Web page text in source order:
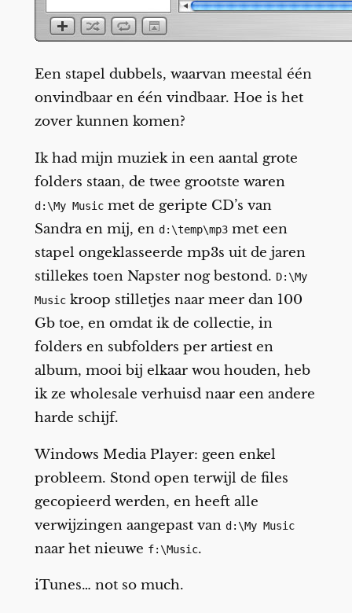
Een stapel dubbels, waarvan meestal één
onvindbaar en één vindbaar. Hoe is het
zover kunnen komen?
Ik had mijn muziek in een aantal grote
folders staan, de twee grootste waren
d:\My Musicmet de geripte CD’s van
Sandra en mij, en d:\temp\mp3met een
stapel ongeklasseerde mp3s uit de jaren
stillekes toen Napster nog bestond. D:\My
Musickroop stilletjes naar meer dan 100
Gb toe, en omdat ik de collectie, in
folders en subfolders per artiest en
album, mooi bij elkaar wou houden, heb
ik ze wholesale verhuisd naar een andere
harde schijf.
Windows Media Player: geen enkel
probleem. Stond open terwijl de files
gecopieerd werden, en heeft alle
verwijzingen aangepast van d:\My Music
naar het nieuwe f:\Music.
iTunes… not so much.